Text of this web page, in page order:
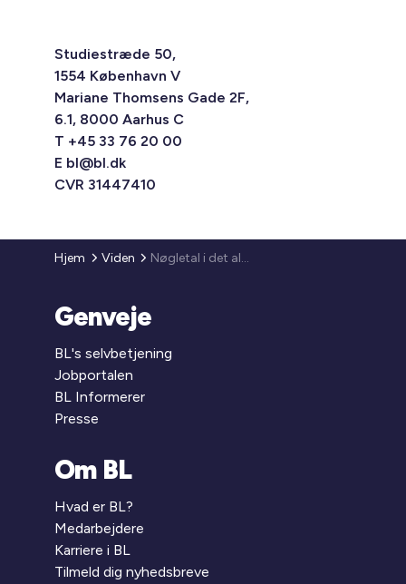
Studiestræde 50,
1554 København V
Mariane Thomsens Gade 2F,
6.1, 8000 Aarhus C
T +45 33 76 20 00
E bl@bl.dk
CVR 31447410
Hjem Viden Nøgletal i det almene byggeri
Genveje
BL's selvbetjening
Jobportalen
BL Informerer
Presse
Om BL
Hvad er BL?
Medarbejdere
Karriere i BL
Tilmeld dig nyhedsbreve